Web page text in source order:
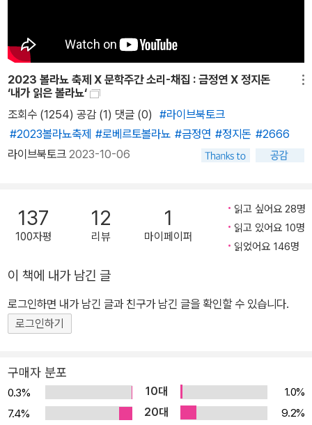
들에서 출간되었다. 『2666』은 2003년 볼라뇨가 간 질환으로 숨을
거두고 몇 달 후에 출간된 그의 유작이다. 볼라뇨는 『2666』을 통해
걷잡을 수 없는 악의 급류를 거슬러 올라가 파헤치고, 악의 본질과 태
준다. 『2666』은 발표된 직후부터 전 세계의 주목을 받으며 온갖 문
학상을 휩쓴 작품이다. 한국어판 첫 출간 당시 전 5권, 총 1,752면으
로 나왔던 전례 없는 대작으로, 출간 즉시 스페인어권 문단으로부터
을 휩쓸었다. 2008년에는 미국에서 출간되자마자 베스트셀러에 진
입했고, 전미 비평가 협회상을 수상했다. 『뉴욕 타임스』와 『타임』의
〈2008년 최고의 책〉으로 선정되었으며, 『타임스 리터러리 서플러먼
시스코 크로니클』, 『NRC 한델스블라트』 등 세계 각국의 유력지에서
<2009년 최고의 책〉에 선정되었다. 『워싱턴 포스트』는 <이 작품으
로 볼라뇨는 프루스트, 조이스, 핀천 같은 20세기의 대가들과 어깨를
볼라뇨 필생의 역작이라 할 수 있는 이 작품은 그가 세상에 말하고자
한 바를 고스란히 담고 있다. 비록 작품의 완성을 목전에 두고 숨을 거
두어 <미완의 유작>이 되었지만, 이 시대의 비극을 향한 작가의 조망
2023 볼라뇨 축제 X 문학주간 소리-채집 : 금정연 X 정지돈
‘내가 읽은 볼라뇨‘
조회수 (1254) 공감 (1) 댓글 (0) #라이브북토크
#2023볼라뇨축제 #로베르토볼라뇨 #금정연 #정지돈 #2666
라이브북토크 2023-10-06
137
100자평
12
리뷰
1
마이페이퍼
읽고 싶어요 28명
읽고 있어요 10명
읽었어요 146명
이 책에 내가 남긴 글
로그인하면 내가 남긴 글과 친구가 남긴 글을 확인할 수 있습니다.
로그인하기
구매자 분포
0.3% 10대
1.0%
7.4%
20대
9.2%